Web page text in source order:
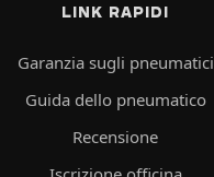
LINK RAPIDI
Garanzia sugli pneumatici
Guida dello pneumatico
Recensione